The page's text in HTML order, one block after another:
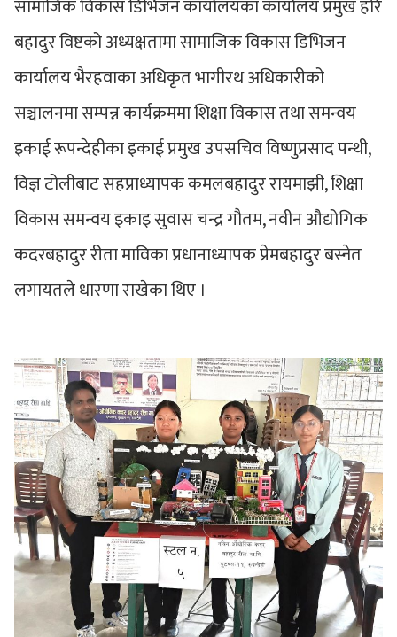
सामाजिक विकास डिभिजन कार्यालयका कार्यालय प्रमुख हरि
बहादुर विष्टको अध्यक्षतामा सामाजिक विकास डिभिजन
कार्यालय भैरहवाका अधिकृत भागीरथ अधिकारीको
सञ्चालनमा सम्पन्न कार्यक्रममा शिक्षा विकास तथा समन्वय
इकाई रूपन्देहीका इकाई प्रमुख उपसचिव विष्णुप्रसाद पन्थी,
विज्ञ टोलीबाट सहप्राध्यापक कमलबहादुर रायमाझी, शिक्षा
विकास समन्वय इकाइ सुवास चन्द्र गौतम, नवीन औद्योगिक
कदरबहादुर रीता माविका प्रधानाध्यापक प्रेमबहादुर बस्नेत
लगायतले धारणा राखेका थिए ।